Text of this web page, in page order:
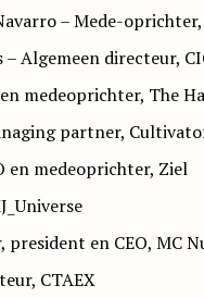
– Mede-
– Algemeen directeur,
medeoprichter, The
partner,
en medeoprichter, Ziel
en CEO, MC
CTAEX